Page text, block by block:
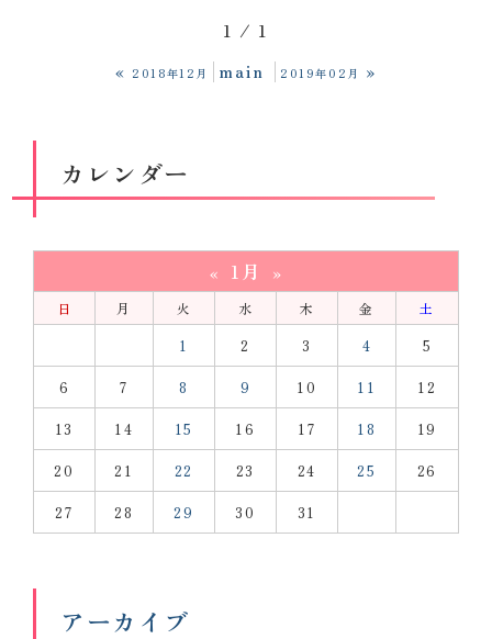
1 / 1
« 2018年12月 main 2019年02月 »
カレンダー
« 1月 »
日 月 火 水 木 金
土
1
2 3 4 5
6 7 8 9 10 11 12
13 14 15 16 17 18 19
20 21 22 23 24 25 26
27 28 29 30 31
アーカイブ